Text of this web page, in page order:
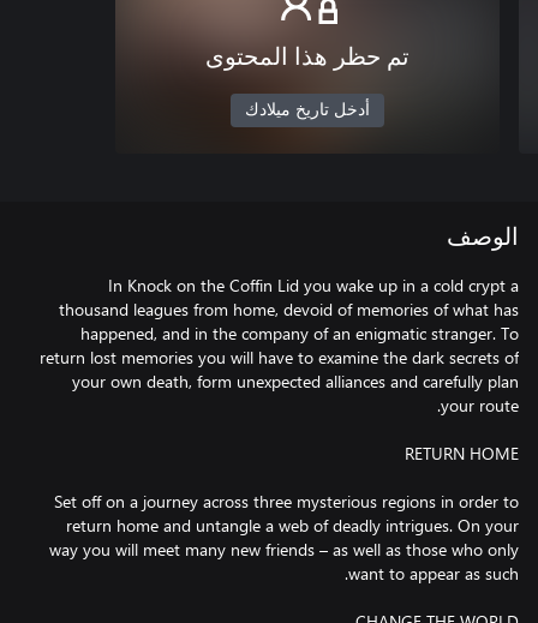
تم حظر هذا المحتوى
أدخل تاريخ ميلادك
الوصف
In Knock on the Coffin Lid you wake up in a cold crypt a
thousand leagues from home, devoid of memories of what has
happened, and in the company of an enigmatic stranger. To
return lost memories you will have to examine the dark secrets of
your own death, form unexpected alliances and carefully plan
Set off on a journey across three mysterious regions in order to
return home and untangle a web of deadly intrigues. On your
way you will meet many new friends – as well as those who only